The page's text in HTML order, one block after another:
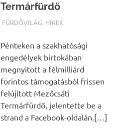
Termárfürdő
TERMALFURDOK.COM
FÜRDŐVILÁG, HÍREK
Pénteken a szakhatósági
engedélyek birtokában
megnyitott a félmilliárd
forintos támogatásból frissen
felújított Mezőcsáti
Termárfürdő, jelentette be a
strand a Facebook-oldalán.[…]